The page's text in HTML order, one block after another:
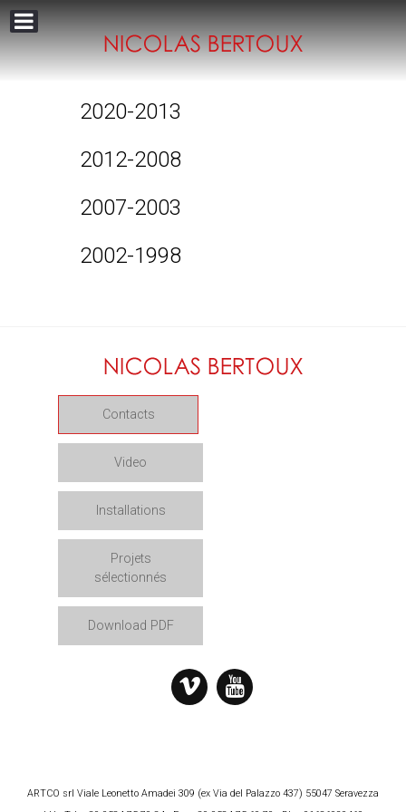
2020-2013
2012-2008
2007-2003
2002-1998
Contacts
Video
Installations
Projets
sélectionnés
Download PDF
ARTCO srl Viale Leonetto Amadei 309 (ex Via del Palazzo 437) 55047 Seravezza